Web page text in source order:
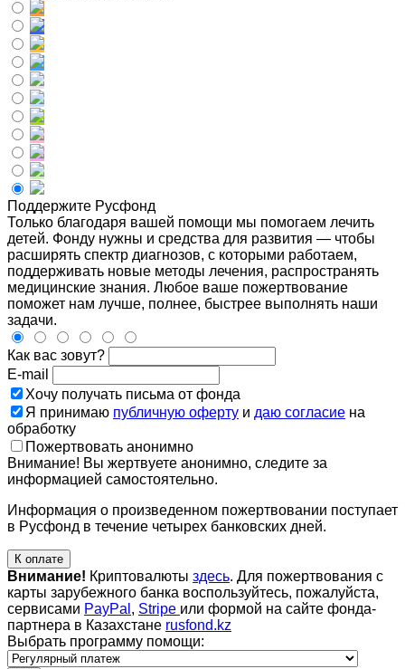
Поддержите Русфонд
Только благодаря вашей помощи мы помогаем лечить
детей. Фонду нужны и средства для развития — чтобы
расширять спектр диагнозов, с которыми работаем,
поддерживать новые методы лечения, распространять
медицинские знания. Любое ваше пожертвование
поможет нам лучше, полнее, быстрее выполнять наши
задачи.
Как вас зовут?
E-mail
Хочу получать письма от фонда
Я принимаю публичную оферту и даю согласие на
обработку
Пожертвовать анонимно
Внимание! Вы жертвуете анонимно, следите за
информацией самостоятельно.
Информация о произведенном пожертвовании поступает
в Русфонд в течение четырех банковских дней.
К оплате
Внимание! Криптовалюты здесь. Для пожертвования с
карты зарубежного банка воспользуйтесь, пожалуйста,
сервисами PayPal , Stripe или формой на сайте фонда-
партнера в Казахстане rusfond.kz
Выбрать программу помощи: